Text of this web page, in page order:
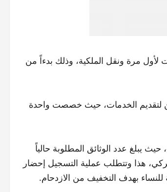
مرة ونقل الملكية، وذلك بدءاً من
لتقديم الخدمات، حيث خصصت واحدة
يبلغ عدد الوثائق المطلوبة حالياً
هذا وتتطلب عملية التسجيل إحضار
للنساء بهدف التخفيف من الازدحام.